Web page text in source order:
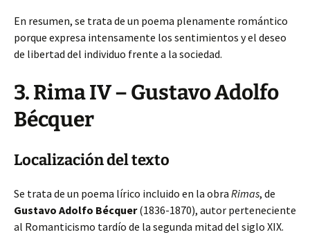
En resumen, se trata de un poema plenamente romántico
porque expresa intensamente los sentimientos y el deseo
de libertad del individuo frente a la sociedad.
3. Rima IV – Gustavo Adolfo
Bécquer
Localización del texto
Se trata de un poema lírico incluido en la obra Rimas, de
Gustavo Adolfo Bécquer(1836-1870), autor perteneciente
al Romanticismo tardío de la segunda mitad del siglo XIX.